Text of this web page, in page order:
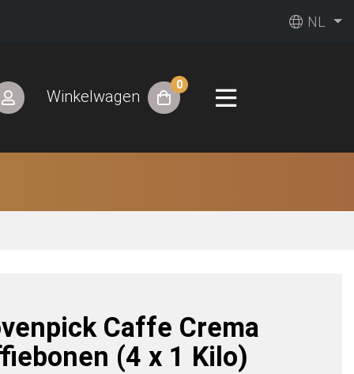
NL
Winkelwagen
0
Caffe Crema
(4 x 1 Kilo)